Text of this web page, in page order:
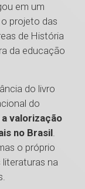
em um
projeto das
de História
da educação
do livro
do
valorização
no Brasil.
o próprio
na